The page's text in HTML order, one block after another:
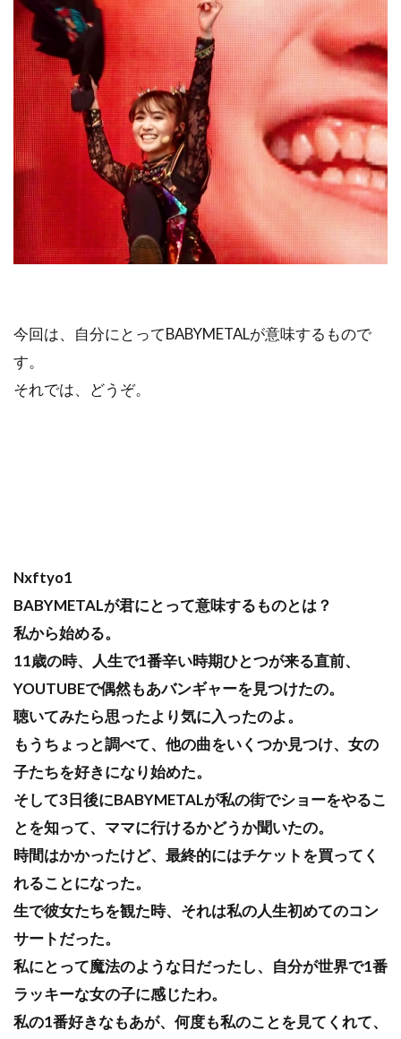
今回は、自分にとってBABYMETALが意味するもので
す。
それでは、どうぞ。
Nxftyo1
BABYMETALが君にとって意味するものとは？
私から始める。
11歳の時、人生で1番辛い時期ひとつが来る直前、
YOUTUBEで偶然もあバンギャーを見つけたの。
聴いてみたら思ったより気に入ったのよ。
もうちょっと調べて、他の曲をいくつか見つけ、女の
子たちを好きになり始めた。
そして3日後にBABYMETALが私の街でショーをやるこ
とを知って、ママに行けるかどうか聞いたの。
時間はかかったけど、最終的にはチケットを買ってく
れることになった。
生で彼女たちを観た時、それは私の人生初めてのコン
サートだった。
私にとって魔法のような日だったし、自分が世界で1番
ラッキーな女の子に感じたわ。
私の1番好きなもあが、何度も私のことを見てくれて、